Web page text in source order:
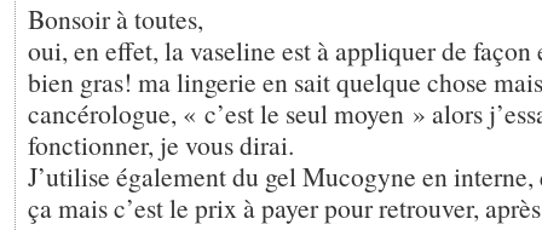
Bonsoir à toutes,
oui, en effet, la vaseline est à appliquer de façon
bien gras! ma lingerie en sait quelque chose
cancérologue, « c’est le seul moyen » alors
fonctionner, je vous dirai.
J’utilise également du gel Mucogyne en
ça mais c’est le prix à payer pour retrouver,